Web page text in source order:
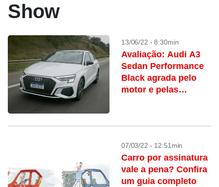
Show
13/06/22 - 8:30min
Avaliação: Audi A3
Sedan Performance
Black agrada pelo
motor e pelas
07/03/22 - 12:51min
Carro por assinatura
vale a pena? Confira
um guia completo